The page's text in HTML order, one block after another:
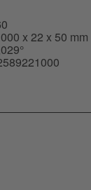
x 22 x 50 mm